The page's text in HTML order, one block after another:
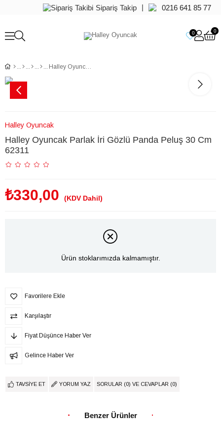
Sipariş Takip | 0216 641 85 77
0 0
Halley Oyuncak Parlak İri Gözlü Panda Peluş 30 Cm 62311
Halley Oyuncak
Halley Oyuncak Parlak İri Gözlü Panda Peluş 30 Cm
62311
₺330,00 (KDV Dahil)
Ürün stoklarımızda kalmamıştır.
Favorilere Ekle
Karşılaştır
Fiyat Düşünce Haber Ver
Gelince Haber Ver
TAVSIYE ET YORUM YAZ SORULAR (0) VE CEVAPLAR (0)
Benzer Ürünler